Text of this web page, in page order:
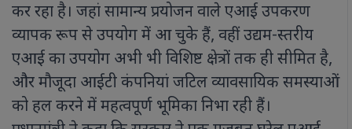
कर रहा है। जहां सामान्य प्रयोजन वाले एआई उपकरण
व्यापक रूप से उपयोग में आ चुके हैं, वहीं उद्यम-स्तरीय
एआई का उपयोग अभी भी विशिष्ट क्षेत्रों तक ही सीमित है,
और मौजूदा आईटी कंपनियां जटिल व्यावसायिक समस्याओं
को हल करने में महत्वपूर्ण भूमिका निभा रही हैं।